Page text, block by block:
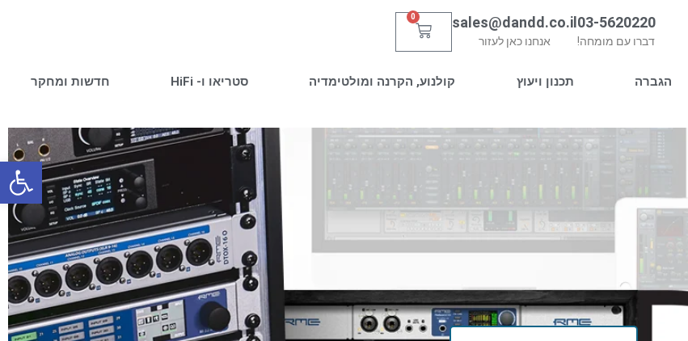
03-5620220
דברו עם מומחה!
sales@dandd.co.il
אנחנו כאן לעזור
0
עגלת
הגברה תכנון ויעוץ קולנוע, הקרנה ומולטימדיה סטריאו ו- HiFi חדשות ומחקר
פתח